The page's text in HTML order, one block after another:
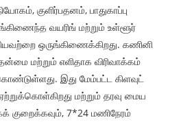
குளிர்பதனம், பாதுகாப்பு
வயரிங் மற்றும் உள்ளூர்
ஒருங்கிணைக்கிறது. கணினி
மற்றும் எளிதாக விரிவாக்கம்
இது மேம்பட்ட கிளவுட்
மற்றும் தரவு மைய
குறைக்கவும், 7*24 மணிநேரம்